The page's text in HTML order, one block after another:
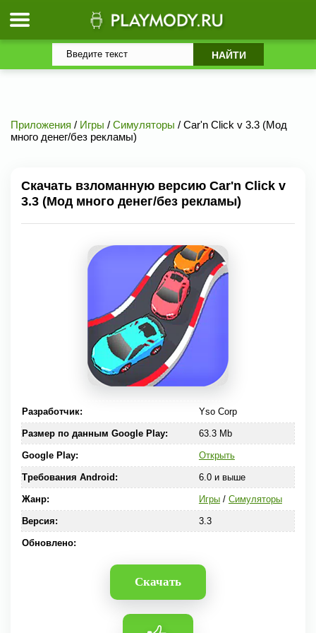
Приложения / Игры / Симуляторы / Car'n Click v 3.3 (Мод
много денег/без рекламы)
Скачать взломанную версию Car'n Click v
3.3 (Мод много денег/без рекламы)
Разработчик: Yso Corp
Размер по данным Google Play: 63.3 Mb
Google Play: Открыть
Требования Android: 6.0 и выше
Жанр: Игры/ Симуляторы
Версия: 3.3
Обновлено:
Скачать